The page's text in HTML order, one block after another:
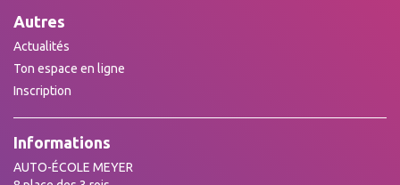
Autres
Actualités
Ton espace en ligne
Inscription
Informations
AUTO-ÉCOLE MEYER